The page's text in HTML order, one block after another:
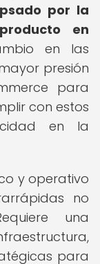
por la
en
en las
presión
para
con estos
en la
y operativo
no
una
para